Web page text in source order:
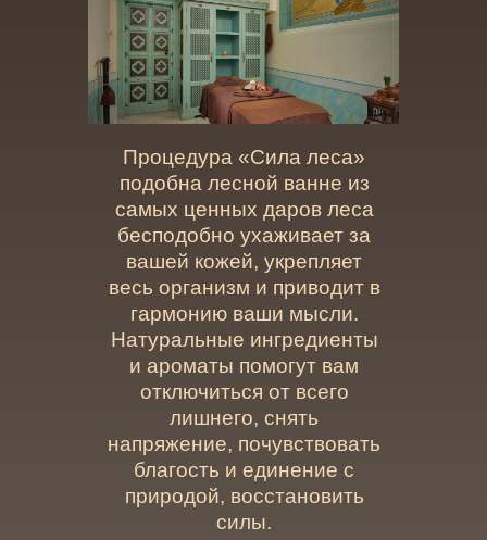
Процедура «Сила леса»
подобна лесной ванне из
самых ценных даров леса
бесподобно ухаживает за
вашей кожей, укрепляет
весь организм и приводит в
гармонию ваши мысли.
Натуральные ингредиенты
и ароматы помогут вам
отключиться от всего
лишнего, снять
напряжение, почувствовать
благость и единение с
природой, восстановить
силы.